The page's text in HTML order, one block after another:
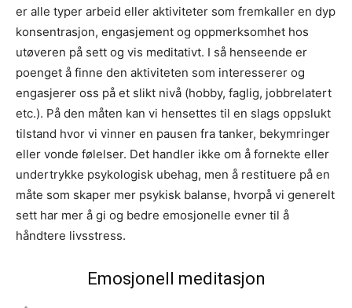
er alle typer arbeid eller aktiviteter som fremkaller en dyp
konsentrasjon, engasjement og oppmerksomhet hos
utøveren på sett og vis meditativt. I så henseende er
poenget å finne den aktiviteten som interesserer og
engasjerer oss på et slikt nivå (hobby, faglig, jobbrelatert
etc.). På den måten kan vi hensettes til en slags oppslukt
tilstand hvor vi vinner en pausen fra tanker, bekymringer
eller vonde følelser. Det handler ikke om å fornekte eller
undertrykke psykologisk ubehag, men å restituere på en
måte som skaper mer psykisk balanse, hvorpå vi generelt
sett har mer å gi og bedre emosjonelle evner til å
håndtere livsstress.
Emosjonell meditasjon